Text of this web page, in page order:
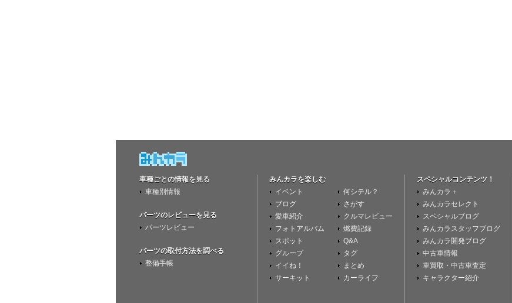
車種ごとの情報を見る
車種別情報
パーツのレビューを見る
パーツレビュー
パーツの取付方法を調べる
整備手帳
みんカラを楽しむ
イベント
ブログ
愛車紹介
フォトアルバム
スポット
グループ
イイね！
サーキット
何シテル？
さがす
クルマレビュー
燃費記録
Q&A
タグ
まとめ
カーライフ
スペシャルコンテンツ！
みんカラ＋
みんカラセレクト
スペシャルブログ
みんカラスタッフブログ
みんカラ開発ブログ
中古車情報
車買取・中古車査定
キャラクター紹介